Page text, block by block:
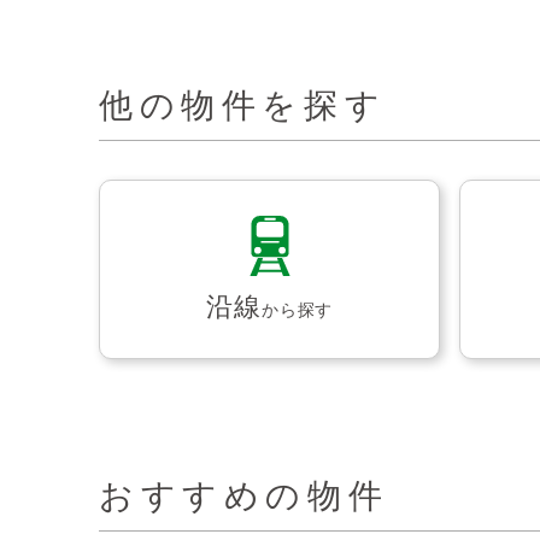
他の物件を探す
沿線から探す
おすすめの物件